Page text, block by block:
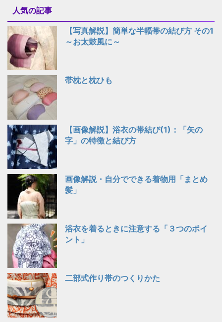
人気の記事
【写真解説】簡単な半幅帯の結び方 その1
～お太鼓風に～
帯枕と枕ひも
【画像解説】浴衣の帯結び(1)：「矢の
字」の特徴と結び方
画像解説・自分でできる着物用「まとめ
髪」
浴衣を着るときに注意する「３つのポイ
ント」
二部式作り帯のつくりかた